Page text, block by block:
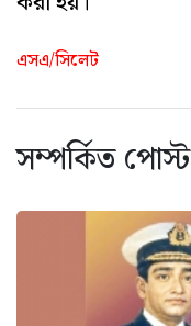
এসএ/সিলেট
সম্পর্কিত পোস্ট